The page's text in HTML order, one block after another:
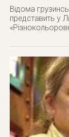
Відома
представить у